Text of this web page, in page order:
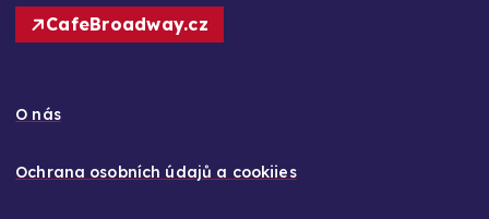
CafeBroadway.cz
O nás
Ochrana osobních údajů a cookiies